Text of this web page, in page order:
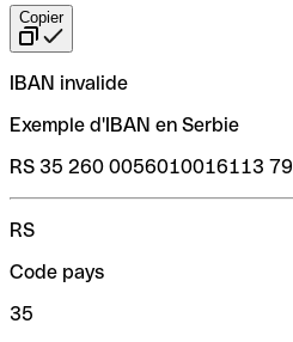
Copier
IBAN invalide
Exemple d'IBAN en Serbie
RS 35 260 0056010016113 79
RS
Code pays
35